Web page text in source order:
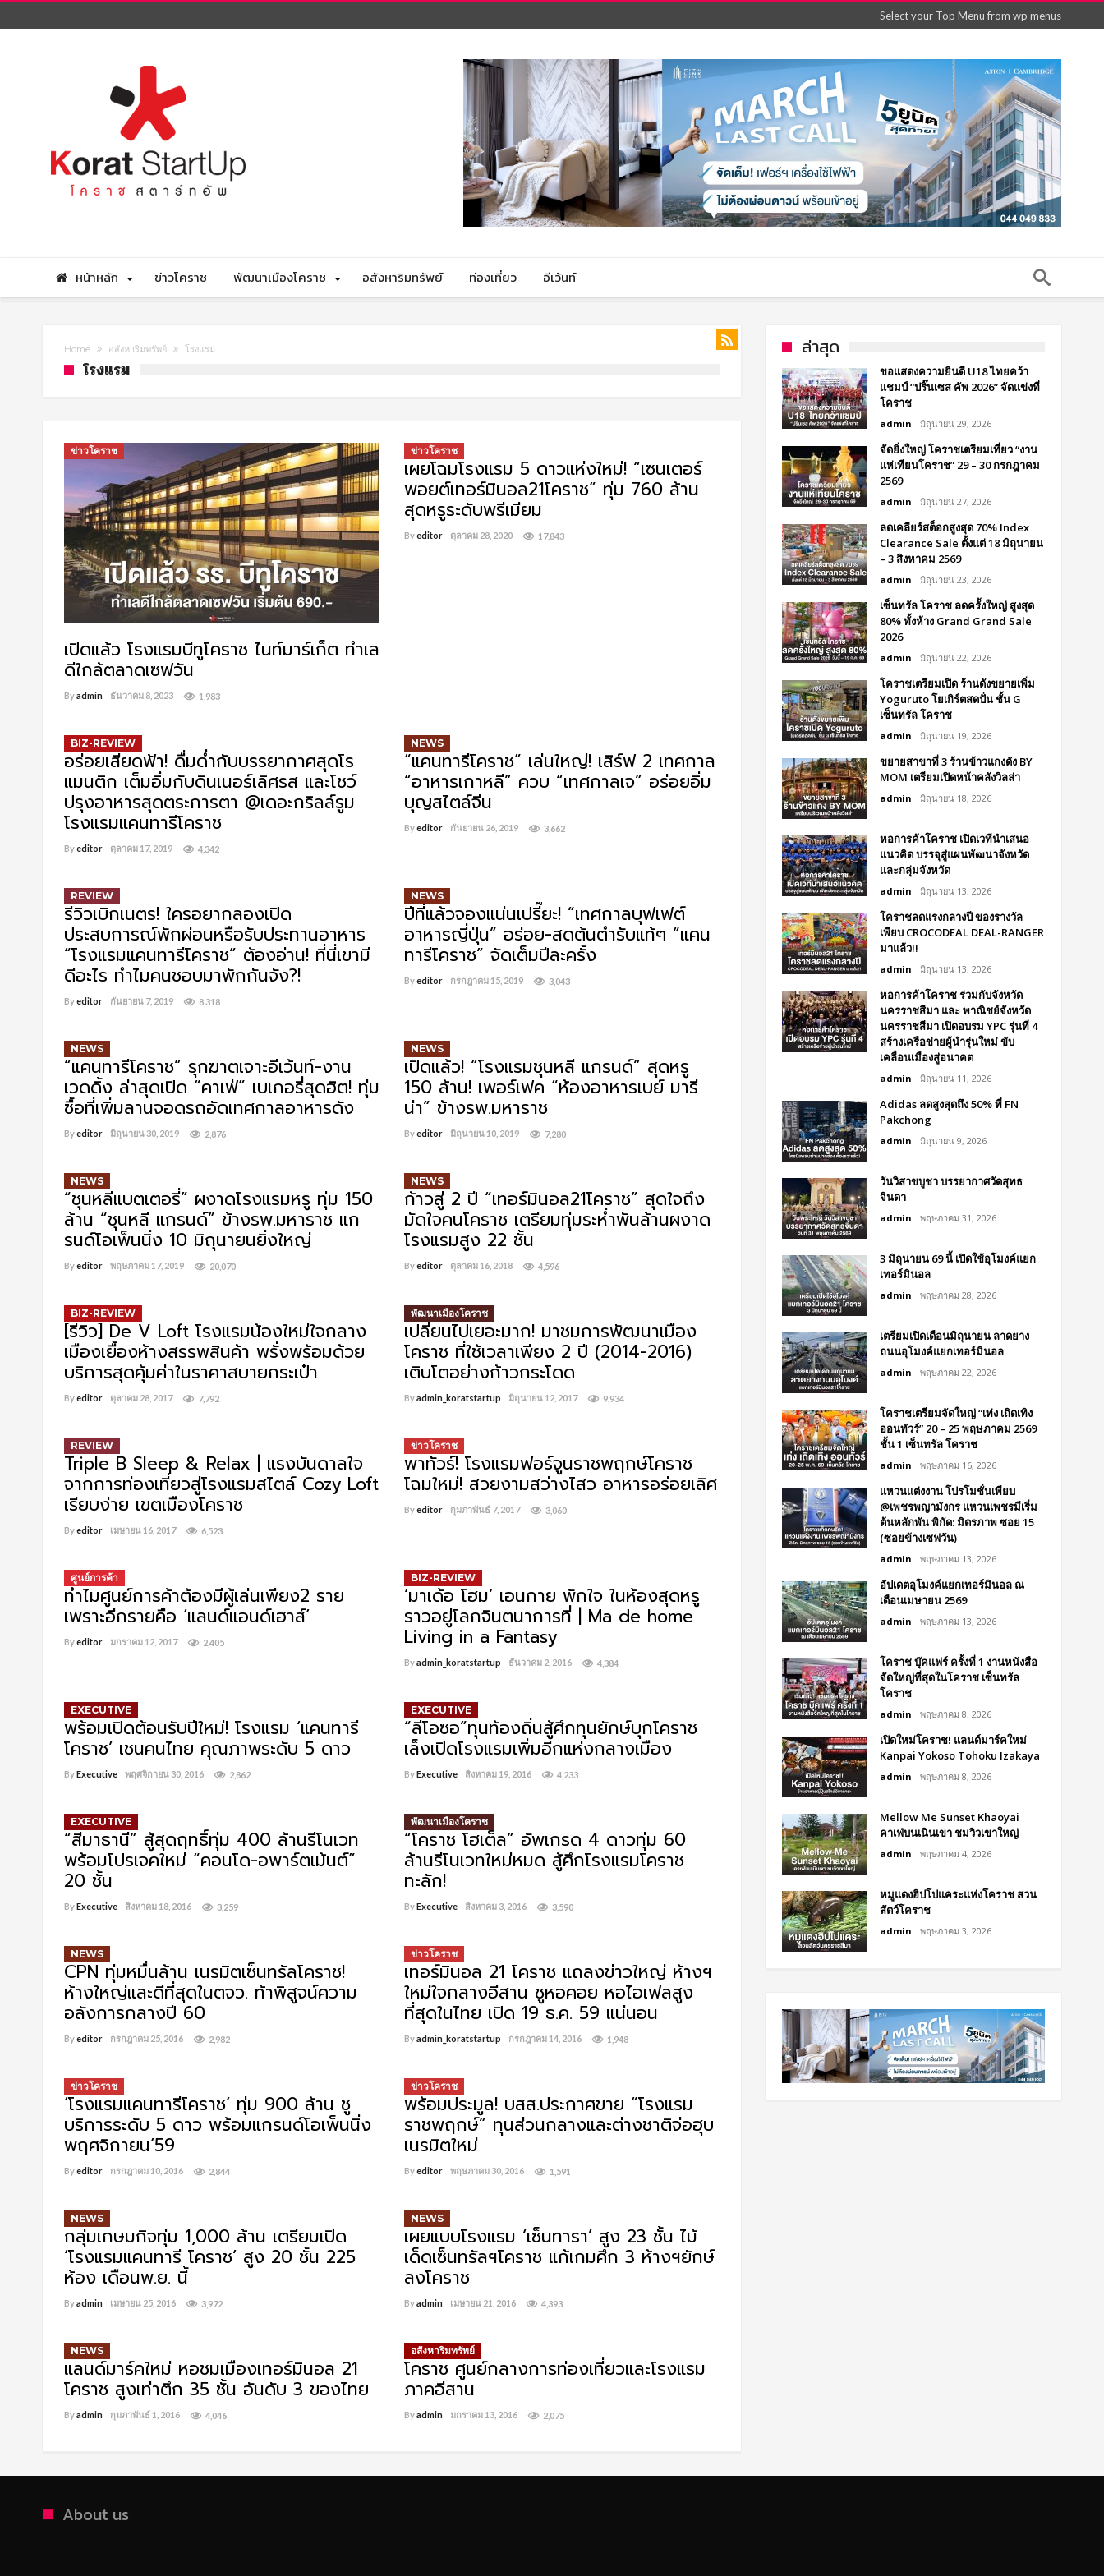
Select your Top Menu from wp menus
หน้าหลัก ข่าวโคราช พัฒนาเมืองโคราช อสังหาริมทรัพย์ ท่องเที่ยว อีเว้นท์
Home อสังหาริมทรัพย์ โรงแรม
โรงแรม
ข่าวโคราช
เปิดแล้ว โรงแรมบีทูโคราช ไนท์มาร์เก็ต ทำเล
ดีใกล้ตลาดเซฟวัน
Byadmin ธันวาคม 8, 2023 1,983
ข่าวโคราช
เผยโฉมโรงแรม 5 ดาวแห่งใหม่! “เซนเตอร์
พอยต์เทอร์มินอล21โคราช” ทุ่ม 760 ล้าน
สุดหรูระดับพรีเมียม
Byeditor ตุลาคม 28, 2020 17,843
BIZ-REVIEW
อร่อยเสียดฟ้า! ดื่มด่ำกับบรรยากาศสุดโร
แมนติก เต็มอิ่มกับดินเนอร์เลิศรส และโชว์
ปรุงอาหารสุดตระการตา @เดอะกริลล์รูม
โรงแรมแคนทารีโคราช
Byeditor ตุลาคม 17, 2019 4,342
NEWS
“แคนทารีโคราช” เล่นใหญ่! เสิร์ฟ 2 เทศกาล
“อาหารเกาหลี” ควบ “เทศกาลเจ” อร่อยอิ่ม
บุญสไตล์จีน
Byeditor กันยายน 26, 2019 3,662
REVIEW
รีวิวเบิกเนตร! ใครอยากลองเปิด
ประสบการณ์พักผ่อนหรือรับประทานอาหาร
“โรงแรมแคนทารีโคราช” ต้องอ่าน! ที่นี่เขามี
ดีอะไร ทำไมคนชอบมาพักกันจัง?!
Byeditor กันยายน 7, 2019 8,318
NEWS
ปีที่แล้วจองแน่นเปรี๊ยะ! “เทศกาลบุฟเฟต์
อาหารญี่ปุ่น” อร่อย-สดต้นตำรับแท้ๆ “แคน
ทารีโคราช” จัดเต็มปีละครั้ง
Byeditor กรกฎาคม 15, 2019 3,043
NEWS
“แคนทารีโคราช” รุกฆาตเจาะอีเว้นท์-งาน
เวดดิ้ง ล่าสุดเปิด “คาเฟ่” เบเกอรี่สุดฮิต! ทุ่ม
ซื้อที่เพิ่มลานจอดรถอัดเทศกาลอาหารดัง
Byeditor มิถุนายน 30, 2019 2,876
NEWS
เปิดแล้ว! “โรงแรมชุนหลี แกรนด์” สุดหรู
150 ล้าน! เพอร์เฟค “ห้องอาหารเบย์ มารี
น่า” ข้างรพ.มหาราช
Byeditor มิถุนายน 10, 2019 7,280
NEWS
“ชุนหลีแบตเตอรี่” ผงาดโรงแรมหรู ทุ่ม 150
ล้าน “ชุนหลี แกรนด์” ข้างรพ.มหาราช แก
รนด์โอเพ็นนิ่ง 10 มิถุนายนยิ่งใหญ่
Byeditor พฤษภาคม 17, 2019 20,070
NEWS
ก้าวสู่ 2 ปี “เทอร์มินอล21โคราช” สุดใจถึง
มัดใจคนโคราช เตรียมทุ่มระห่ำพันล้านผงาด
โรงแรมสูง 22 ชั้น
Byeditor ตุลาคม 16, 2018 4,596
BIZ-REVIEW
[รีวิว] De V Loft โรงแรมน้องใหม่ใจกลาง
เมืองเยื้องห้างสรรพสินค้า พรั่งพร้อมด้วย
บริการสุดคุ้มค่าในราคาสบายกระเป๋า
Byeditor ตุลาคม 28, 2017 7,792
พัฒนาเมืองโคราช
เปลี่ยนไปเยอะมาก! มาชมการพัฒนาเมือง
โคราช ที่ใช้เวลาเพียง 2 ปี (2014-2016)
เติบโตอย่างก้าวกระโดด
Byadmin_koratstartup มิถุนายน 12, 2017 9,934
REVIEW
Triple B Sleep & Relax | แรงบันดาลใจ
จากการท่องเที่ยวสู่โรงแรมสไตล์ Cozy Loft
เรียบง่าย เขตเมืองโคราช
Byeditor เมษายน 16, 2017 6,523
ข่าวโคราช
พาทัวร์! โรงแรมฟอร์จูนราชพฤกษ์โคราช
โฉมใหม่! สวยงามสว่างไสว อาหารอร่อยเลิศ
Byeditor กุมภาพันธ์ 7, 2017 3,060
ศูนย์การค้า
ทำไมศูนย์การค้าต้องมีผู้เล่นเพียง2 ราย
เพราะอีกรายคือ ‘แลนด์แอนด์เฮาส์’
Byeditor มกราคม 12, 2017 2,405
BIZ-REVIEW
‘มาเด้อ โฮม’ เอนกาย พักใจ ในห้องสุดหรู
ราวอยู่โลกจินตนาการที่ | Ma de home
Living in a Fantasy
Byadmin_koratstartup ธันวาคม 2, 2016 4,384
EXECUTIVE
พร้อมเปิดต้อนรับปีใหม่! โรงแรม ‘แคนทารี
โคราช’ เชนคนไทย คุณภาพระดับ 5 ดาว
ByExecutive พฤศจิกายน 30, 2016 2,862
EXECUTIVE
“ลีโอซอ”ทุนท้องถิ่นสู้ศึกทุนยักษ์บุกโคราช
เล็งเปิดโรงแรมเพิ่มอีกแห่งกลางเมือง
ByExecutive สิงหาคม 19, 2016 4,233
EXECUTIVE
“สีมาธานี” สู้สุดฤทธิ์ทุ่ม 400 ล้านรีโนเวท
พร้อมโปรเจคใหม่ “คอนโด-อพาร์ตเม้นต์”
20 ชั้น
ByExecutive สิงหาคม 18, 2016 3,259
พัฒนาเมืองโคราช
“โคราช โฮเต็ล” อัพเกรด 4 ดาวทุ่ม 60
ล้านรีโนเวทใหม่หมด สู้ศึกโรงแรมโคราช
ทะลัก!
ByExecutive สิงหาคม 3, 2016 3,590
NEWS
CPN ทุ่มหมื่นล้าน เนรมิตเซ็นทรัลโคราช!
ห้างใหญ่และดีที่สุดในตจว. ท้าพิสูจน์ความ
อลังการกลางปี 60
Byeditor กรกฎาคม 25, 2016 2,982
ข่าวโคราช
เทอร์มินอล 21 โคราช แถลงข่าวใหญ่ ห้างฯ
ใหม่ใจกลางอีสาน ชูหอคอย หอไอเฟลสูง
ที่สุดในไทย เปิด 19 ธ.ค. 59 แน่นอน
Byadmin_koratstartup กรกฎาคม 14, 2016 1,948
ข่าวโคราช
‘โรงแรมแคนทารีโคราช’ ทุ่ม 900 ล้าน ชู
บริการระดับ 5 ดาว พร้อมแกรนด์โอเพ็นนิ่ง
พฤศจิกายน’59
Byeditor กรกฎาคม 10, 2016 2,844
ข่าวโคราช
พร้อมประมูล! บสส.ประกาศขาย “โรงแรม
ราชพฤกษ์” ทุนส่วนกลางและต่างชาติจ่อฮุบ
เนรมิตใหม่
Byeditor พฤษภาคม 30, 2016 1,591
NEWS
กลุ่มเกษมกิจทุ่ม 1,000 ล้าน เตรียมเปิด
‘โรงแรมแคนทารี โคราช’ สูง 20 ชั้น 225
ห้อง เดือนพ.ย. นี้
Byadmin เมษายน 25, 2016 3,972
NEWS
เผยแบบโรงแรม ‘เซ็นทารา’ สูง 23 ชั้น ไม้
เด็ดเซ็นทรัลฯโคราช แก้เกมศึก 3 ห้างฯยักษ์
ลงโคราช
Byadmin เมษายน 21, 2016 4,393
NEWS
แลนด์มาร์คใหม่ หอชมเมืองเทอร์มินอล 21
โคราช สูงเท่าตึก 35 ชั้น อันดับ 3 ของไทย
Byadmin กุมภาพันธ์ 1, 2016 4,046
อสังหาริมทรัพย์
โคราช ศูนย์กลางการท่องเที่ยวและโรงแรม
ภาคอีสาน
Byadmin มกราคม 13, 2016 2,075
ล่าสุด
ขอแสดงความยินดี U18 ไทยคว้า
แชมป์ “ปริ๊นเซส คัพ 2026” จัดแข่งที่
โคราช
admin มิถุนายน 29, 2026
จัดยิ่งใหญ่ โคราชเตรียมเที่ยว “งาน
แห่เทียนโคราช” 29 – 30 กรกฎาคม
2569
admin มิถุนายน 27, 2026
ลดเคลียร์สต็อกสูงสุด 70% Index
Clearance Sale ตั้งแต่ 18 มิถุนายน
– 3 สิงหาคม 2569
admin มิถุนายน 23, 2026
เซ็นทรัล โคราช ลดครั้งใหญ่ สูงสุด
80% ทั้งห้าง Grand Grand Sale
2026
admin มิถุนายน 22, 2026
โคราชเตรียมเปิด ร้านดังขยายเพิ่ม
Yoguruto โยเกิร์ตสดปั่น ชั้น G
เซ็นทรัล โคราช
admin มิถุนายน 19, 2026
ขยายสาขาที่ 3 ร้านข้าวแกงดัง BY
MOM เตรียมเปิดหน้าคลังวิลล่า
admin มิถุนายน 18, 2026
หอการค้าโคราช เปิดเวทีนำเสนอ
แนวคิด บรรจุสู่แผนพัฒนาจังหวัด
และกลุ่มจังหวัด
admin มิถุนายน 13, 2026
โคราชลดแรงกลางปี ของรางวัล
เพียบ CROCODEAL DEAL-RANGER
มาแล้ว!!
admin มิถุนายน 13, 2026
หอการค้าโคราช ร่วมกับจังหวัด
นครราชสีมา และ พาณิชย์จังหวัด
นครราชสีมา เปิดอบรม YPC รุ่นที่ 4
สร้างเครือข่ายผู้นำรุ่นใหม่ ขับ
เคลื่อนเมืองสู่อนาคต
admin มิถุนายน 11, 2026
Adidas ลดสูงสุดถึง 50% ที่ FN
Pakchong
admin มิถุนายน 9, 2026
วันวิสาขบูชา บรรยากาศวัดสุทธ
จินดา
admin พฤษภาคม 31, 2026
3 มิถุนายน 69 นี้ เปิดใช้อุโมงค์แยก
เทอร์มินอล
admin พฤษภาคม 28, 2026
เตรียมเปิดเดือนมิถุนายน ลาดยาง
ถนนอุโมงค์แยกเทอร์มินอล
admin พฤษภาคม 22, 2026
โคราชเตรียมจัดใหญ่ “เท่ง เถิดเทิง
ออนทัวร์” 20 – 25 พฤษภาคม 2569
ชั้น 1 เซ็นทรัล โคราช
admin พฤษภาคม 16, 2026
แหวนแต่งงาน โปรโมชั่นเพียบ
@เพชรพญามังกร แหวนเพชรมีเริ่ม
ต้นหลักพัน พิกัด: มิตรภาพ ซอย 15
(ซอยข้างเซฟวัน)
admin พฤษภาคม 13, 2026
อัปเดตอุโมงค์แยกเทอร์มินอล ณ
เดือนเมษายน 2569
admin พฤษภาคม 13, 2026
โคราช บุ๊คแฟร์​ ครั้งที่​ 1 งานหนังสือ
จัดใหญ่ที่สุดในโคราช เซ็นทรัล
โคราช
admin พฤษภาคม 8, 2026
เปิดใหม่โคราช! แลนด์มาร์คใหม่
Kanpai Yokoso Tohoku Izakaya
admin พฤษภาคม 8, 2026
Mellow Me Sunset Khaoyai
คาเฟ่บนเนินเขา ชมวิวเขาใหญ่
admin พฤษภาคม 4, 2026
หมูแดงฮิปโปแคระแห่งโคราช สวน
สัตว์โคราช
admin พฤษภาคม 3, 2026
About us